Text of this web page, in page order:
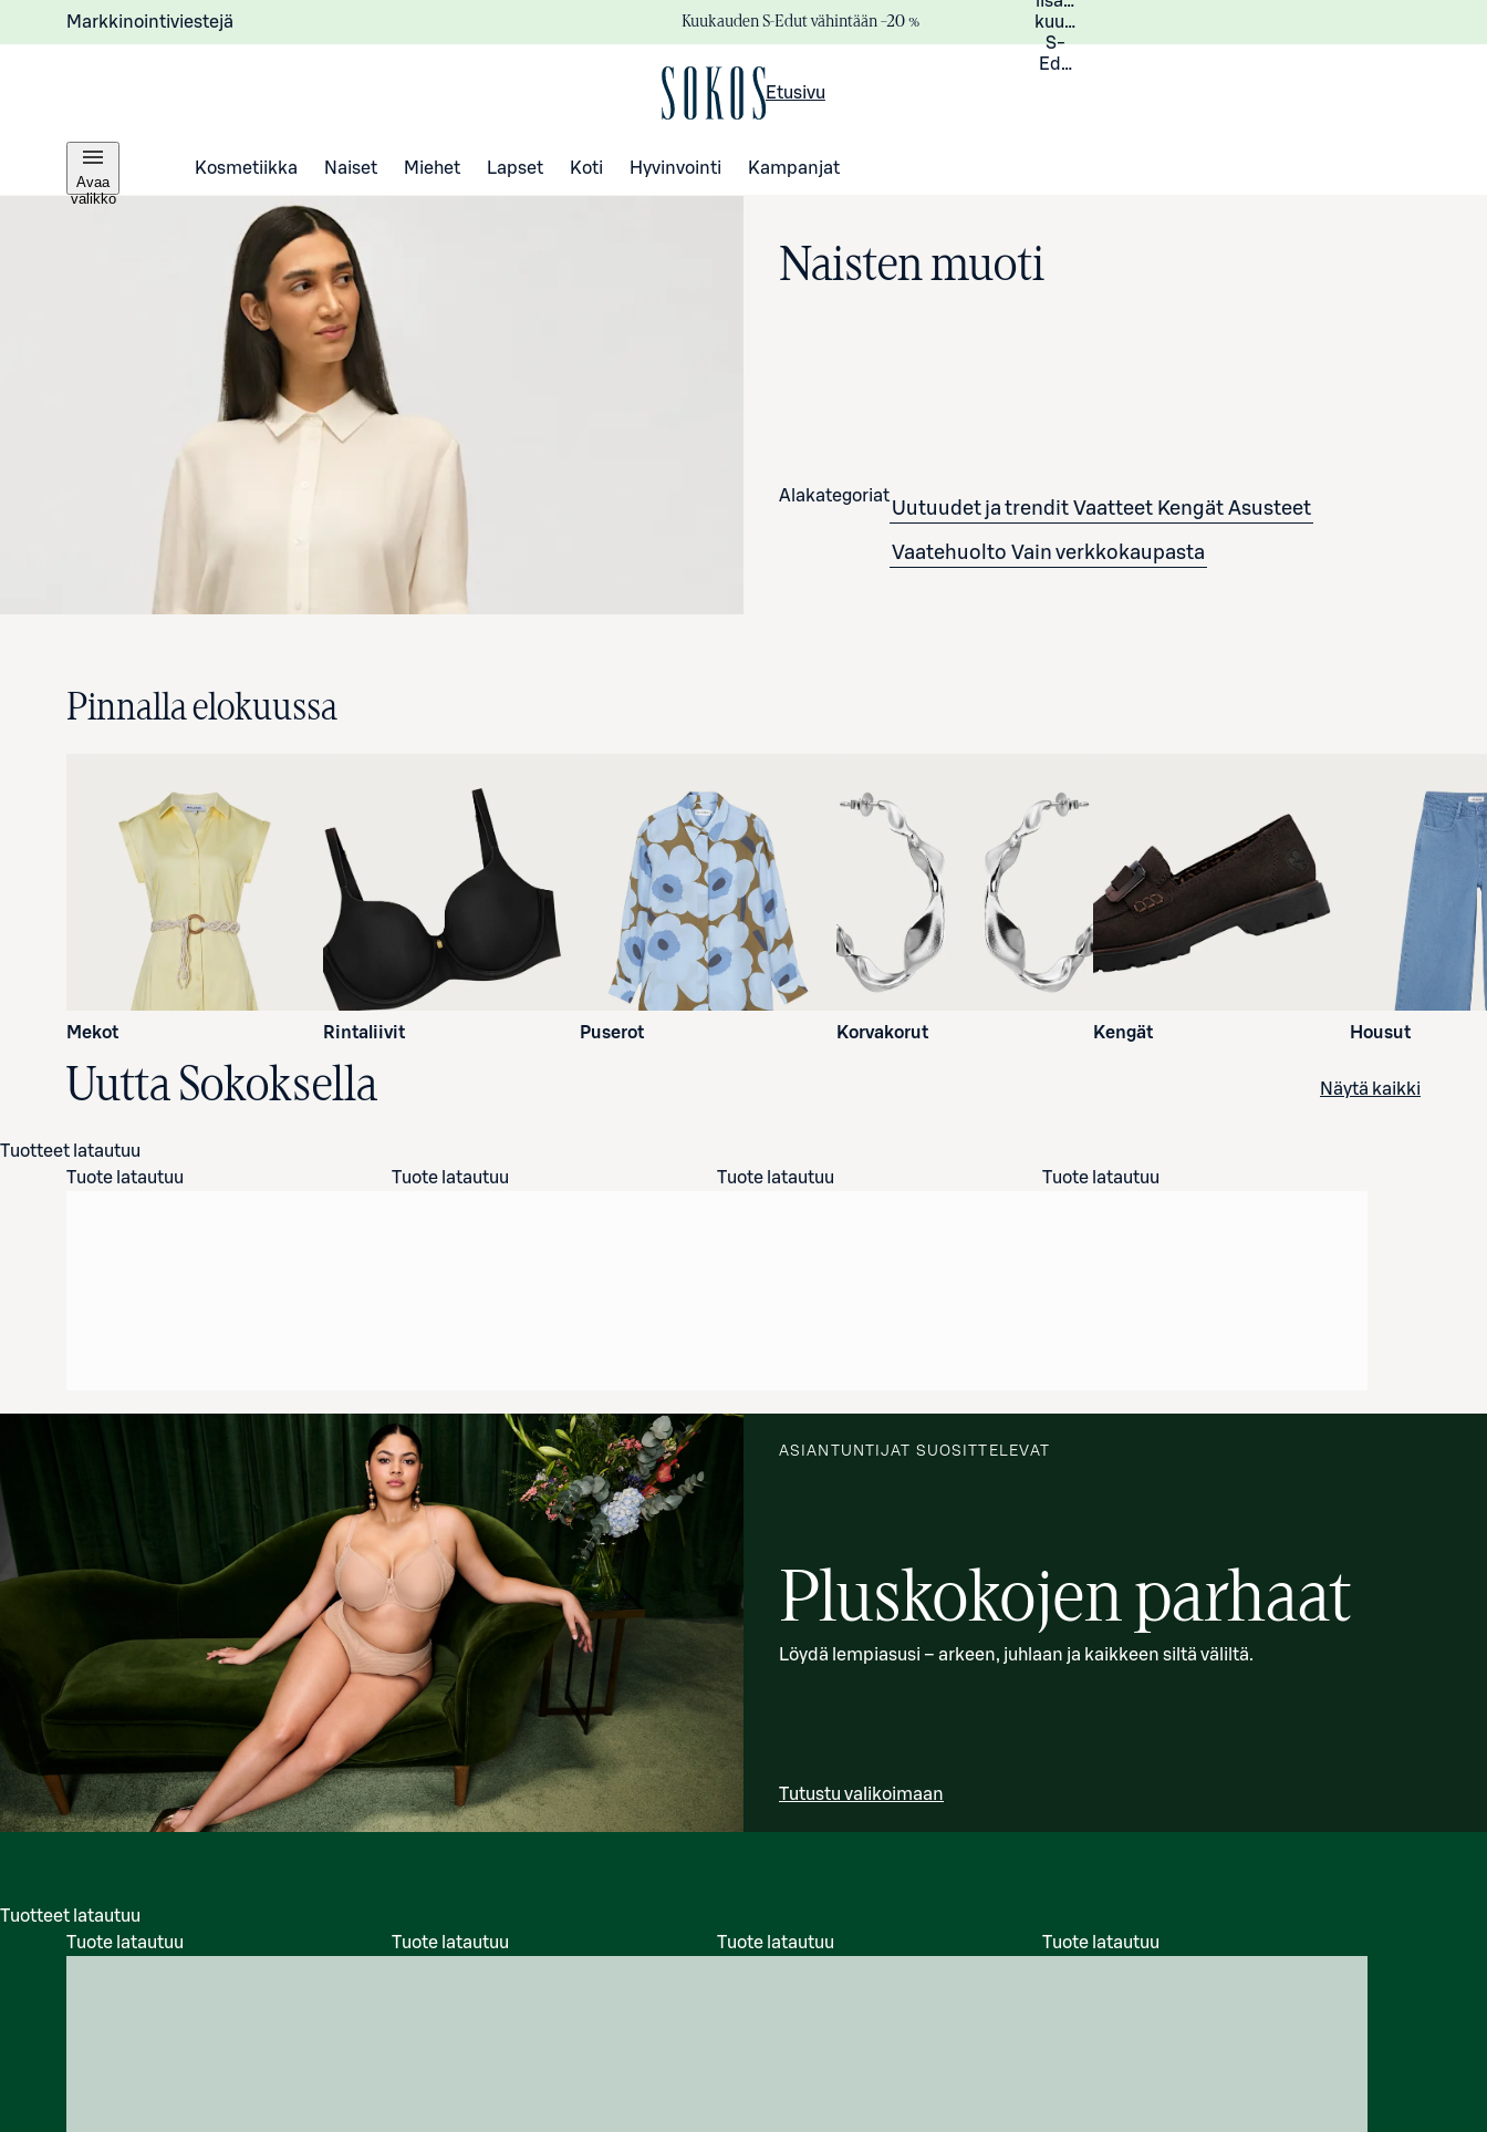
Markkinointiviestejä Kuukauden S-Edut vähintään –20 %
kuukauden
S-
Eduista
Etusivu
Avaa
valikko
Kosmetiikka Naiset Miehet Lapset Koti Hyvinvointi Kampanjat
Naisten muoti
Alakategoriat
Uutuudet ja trendit Vaatteet Kengät Asusteet
Vaatehuolto Vain verkkokaupasta
Pinnalla elokuussa
Mekot Rintaliivit Puserot Korvakorut Kengät Housut
Uutta Sokoksella Näytä kaikki
Tuotteet latautuu
Tuote latautuu
Tuote latautuu Tuote latautuu Tuote latautuu
ASIANTUNTIJAT SUOSITTELEVAT
Pluskokojen parhaat
Löydä lempiasusi – arkeen, juhlaan ja kaikkeen siltä väliltä.
Tutustu valikoimaan
Tuotteet latautuu
Tuote latautuu
Tuote latautuu Tuote latautuu Tuote latautuu